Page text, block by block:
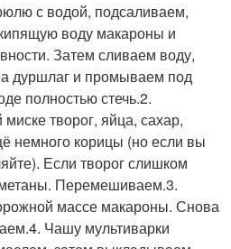
с водой, подсаливаем,
воду макароны и
Затем сливаем воду,
дуршлаг и промываем под
полностью стечь.2.
творог, яйца, сахар,
немного корицы (но если вы
Если творог слишком
Перемешиваем.3.
массе макароны. Снова
Чашу мультиварки